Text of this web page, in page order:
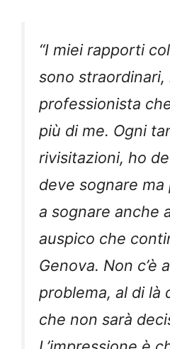
“I miei rapporti
sono straordinari,
professionista
più di me. Ogni
rivisitazioni, ho
deve sognare
a sognare anche
auspico che
Genova. Non c’è
problema, al di là
che non sarà